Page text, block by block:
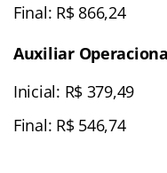
Final: R$ 866,24
Auxiliar
Inicial: R$ 379,49
Final: R$ 546,74